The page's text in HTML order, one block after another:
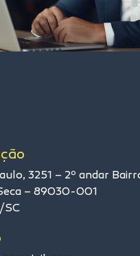
3251 – 2º andar
– 89030-001
SC